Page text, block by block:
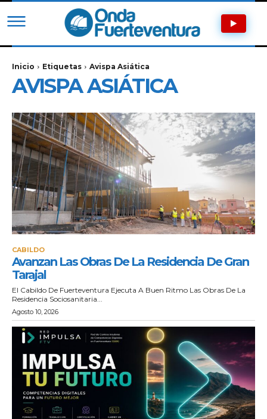
Inicio Etiquetas Avispa Asiática
AVISPA ASIÁTICA
CABILDO
Avanzan Las Obras De La Residencia De Gran
Tarajal
El Cabildo De Fuerteventura Ejecuta A Buen Ritmo Las Obras De La
Residencia Sociosanitaria...
Agosto 10, 2026